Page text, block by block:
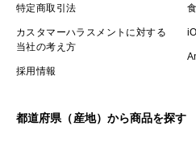
特定商取引法
カスタマーハラスメントに対する
当社の考え方
採用情報
都道府県（産地）から商品を探す